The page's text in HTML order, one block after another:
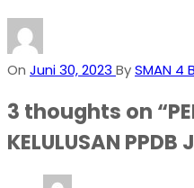
On Juni 30, 2023 BySMAN 4
3 thoughts on “
KELULUSAN PPDB